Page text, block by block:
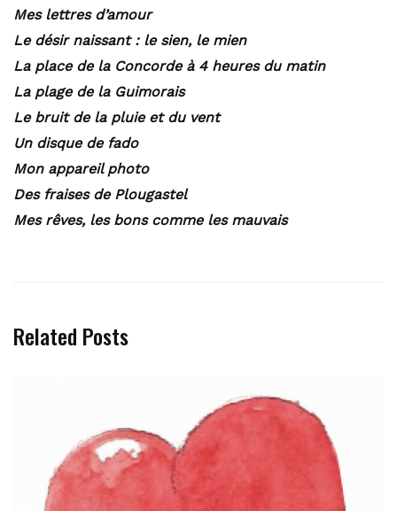
Mes lettres d’amour
Le désir naissant : le sien, le mien
La place de la Concorde à 4 heures du matin
La plage de la Guimorais
Le bruit de la pluie et du vent
Un disque de fado
Mon appareil photo
Des fraises de Plougastel
Mes rêves, les bons comme les mauvais
Related Posts